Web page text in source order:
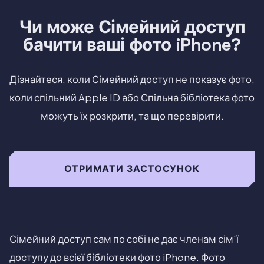
Чи може Сімейний доступ
бачити ваші фото iPhone?
Дізнайтеся, коли Сімейний доступ не показує фото,
коли спільний Apple ID або Спільна бібліотека фото
можуть їх розкрити, та що перевірити.
ОТРИМАТИ ЗАСТОСУНОК
Сімейний доступ сам по собі не дає членам сім'ї
доступу до всієї бібліотеки фото iPhone. Фото